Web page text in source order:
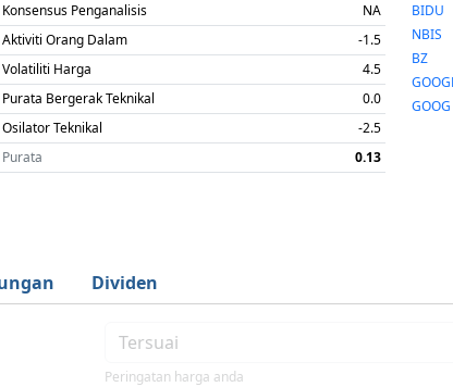
Konsensus Penganalisis
NA
Aktiviti Orang Dalam
-1.5
Volatiliti Harga
4.5
Purata Bergerak Teknikal
0.0
Osilator Teknikal
-2.5
Purata
0.13
BIDU
NBIS
BZ
GOOG
Dividen
Peringatan harga anda